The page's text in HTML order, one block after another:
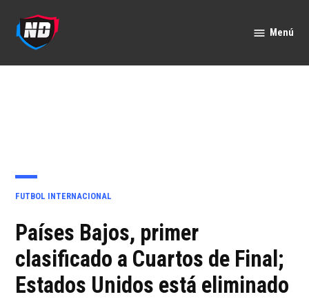
contenido
Menú
PUBLICADO
FUTBOL INTERNACIONAL
Países Bajos, primer
clasificado a Cuartos de Final;
Estados Unidos está eliminado